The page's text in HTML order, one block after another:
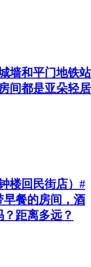
墙和平门地铁站
间都是亚朵轻居
楼回民街店）#
早餐的房间，酒
距离多远？